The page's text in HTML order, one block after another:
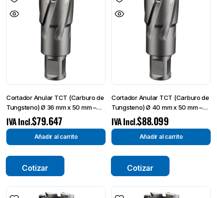
Cortador Anular TCT (Carburo de
Tungsteno) Ø 36 mm x 50 mm –
Broca de Corte-
$79.647
IVA Incl.
Añadir al carrito
Cotizar
Cortador Anular TCT (Carburo de
Tungsteno) Ø 40 mm x 50 mm –
Broca de Corte-
$88.099
IVA Incl.
Añadir al carrito
Cotizar